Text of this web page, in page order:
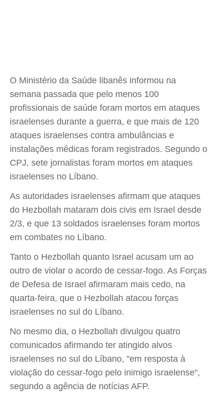
O Ministério da Saúde libanês informou na
semana passada que pelo menos 100
profissionais de saúde foram mortos em ataques
israelenses durante a guerra, e que mais de 120
ataques israelenses contra ambulâncias e
instalações médicas foram registrados. Segundo o
CPJ, sete jornalistas foram mortos em ataques
israelenses no Líbano.
As autoridades israelenses afirmam que ataques
do Hezbollah mataram dois civis em Israel desde
2/3, e que 13 soldados israelenses foram mortos
em combates no Líbano.
Tanto o Hezbollah quanto Israel acusam um ao
outro de violar o acordo de cessar-fogo. As Forças
de Defesa de Israel afirmaram mais cedo, na
quarta-feira, que o Hezbollah atacou forças
israelenses no sul do Líbano.
No mesmo dia, o Hezbollah divulgou quatro
comunicados afirmando ter atingido alvos
israelenses no sul do Líbano, "em resposta à
violação do cessar-fogo pelo inimigo israelense",
segundo a agência de notícias AFP.